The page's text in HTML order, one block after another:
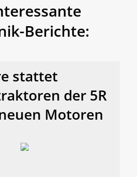
Berichte:
stattet
der 5R
Motoren